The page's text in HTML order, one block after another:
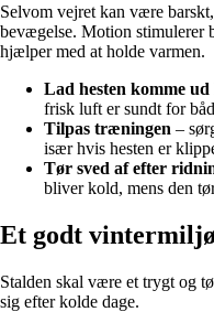
Selvom vejret kan være
bevægelse. Motion stimulerer
hjælper med at holde varmen.
Lad hesten komme
frisk luft er sundt for
Tilpas træningen –
især hvis hesten er
Tør sved af efter
bliver kold, mens den
Et godt
Stalden skal være et trygt og
sig efter kolde dage.